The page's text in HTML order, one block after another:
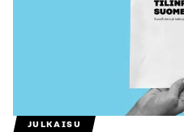
JULKAISU